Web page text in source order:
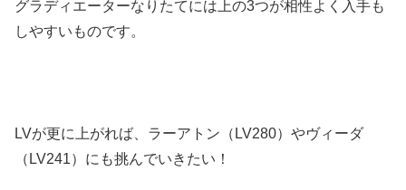
グラディエーターなりたてには上の3つが相性よく入手も
しやすいものです。
LVが更に上がれば、ラーアトン（LV280）やヴィーダ
（LV241）にも挑んでいきたい！